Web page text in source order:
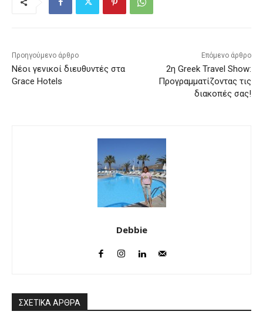
Προηγούμενο άρθρο
Νέοι γενικοί διευθυντές στα
Grace Hotels
Επόμενο άρθρο
2η Greek Travel Show:
Προγραμματίζοντας τις
διακοπές σας!
Debbie
ΣΧΕΤΙΚΑ ΑΡΘΡΑ